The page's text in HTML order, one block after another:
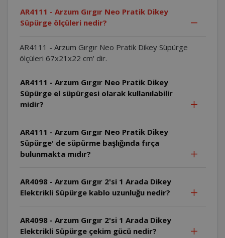
AR4111 - Arzum Gırgır Neo Pratik Dikey
Süpürge ölçüleri nedir?
AR4111 - Arzum Gırgır Neo Pratik Dikey Süpürge
ölçüleri 67x21x22 cm' dir.
AR4111 - Arzum Gırgır Neo Pratik Dikey
Süpürge el süpürgesi olarak kullanılabilir
midir?
AR4111 - Arzum Gırgır Neo Pratik Dikey
Süpürge' de süpürme başlığında fırça
bulunmakta mıdır?
AR4098 - Arzum Gırgır 2'si 1 Arada Dikey
Elektrikli Süpürge kablo uzunluğu nedir?
AR4098 - Arzum Gırgır 2'si 1 Arada Dikey
Elektrikli Süpürge çekim gücü nedir?